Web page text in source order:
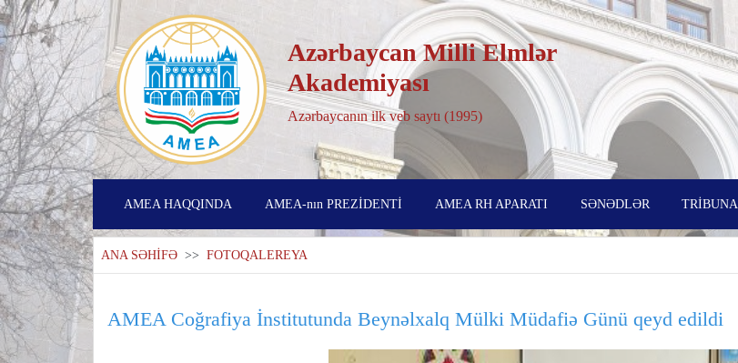
Azərbaycan Milli Elmlər
Akademiyası
Azərbaycanın ilk veb saytı (1995)
AMEA HAQQINDA AMEA-nın PREZİDENTİ AMEA RH APARATI SƏNƏDLƏR TRİBUNA
ANA SƏHİFƏ >> FOTOQALEREYA
AMEA Coğrafiya İnstitutunda Beynəlxalq Mülki Müdafiə Günü qeyd edildi